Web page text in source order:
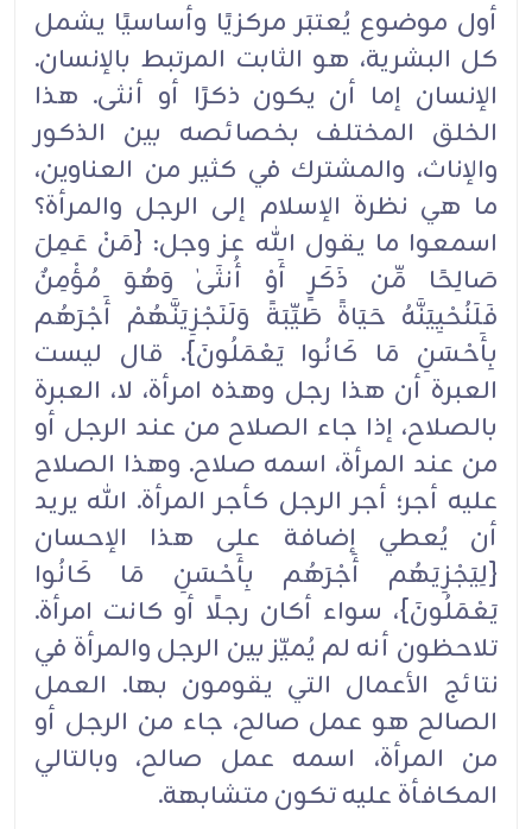
أول ‏موضوع يُعتبَر مركزيًا وأساسيًا يشمل
كل البشرية، هو الثابت المرتبط بالإنسان.
الإنسان إما أن يكون ‏ذكرًا أو أنثى. هذا
‏الخلق المختلف بخصائصه بين الذكور
والإناث، والمشترك في كثير من العناوين،
ما هي ‏نظرة الإسلام إلى الرجل والمرأة؟
اسمعوا ما يقول ‏الله عز وجل: {مَنْ عَمِلَ
صَالِحًا مِّن ذَكَرٍ أَوْ أُنثَىٰ وَهُوَ ‏مُؤْمِنٌ
فَلَنُحْيِيَنَّهُ حَيَاةً طَيِّبَةً وَلَنَجْزِيَنَّهُمْ أَجْرَهُم
بِأَحْسَنِ مَا كَانُوا يَعْمَلُونَ}. قال ليست
العبرة أن هذا رجل وهذه ‏امرأة، لا، العبرة
بالصلاح، إذا جاء الصلاح من عند الرجل أو
من عند المرأة، اسمه صلاح. وهذا الصلاح
‏عليه أجر؛ أجر الرجل كأجر المرأة. الله يريد
أن يُعطي إضافة على هذا الإحسان
{لِيَجْزِيَهُم أَجْرَهُم بِأَحْسَنِ مَا ‏كَانُوا
يَعْمَلُونَ}، سواء أكان رجلًا أو كانت امرأة.
تلاحظون أنه لم يُميّز بين الرجل والمرأة في
نتائج الأعمال ‏التي يقومون بها. العمل
الصالح هو عمل صالح، جاء من الرجل أو
من ‏المرأة، اسمه عمل صالح، وبالتالي
‏المكافأة عليه تكون متشابهة.‏